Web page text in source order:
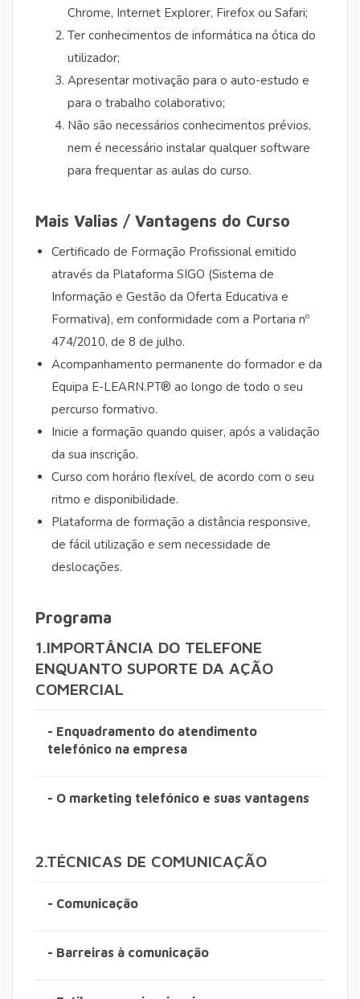
Chrome, Internet Explorer, Firefox ou Safari;
Ter conhecimentos de informática na ótica do
utilizador;
Apresentar motivação para o auto-estudo e
para o trabalho colaborativo;
Não são necessários conhecimentos prévios,
nem é necessário instalar qualquer software
para frequentar as aulas do curso.
Mais Valias / Vantagens do Curso
Certificado de Formação Profissional emitido
através da Plataforma SIGO (Sistema de
Informação e Gestão da Oferta Educativa e
Formativa), em conformidade com a Portaria nº
474/2010, de 8 de julho.
Acompanhamento permanente do formador e da
Equipa E-LEARN.PT® ao longo de todo o seu
percurso formativo.
Inicie a formação quando quiser, após a validação
da sua inscrição.
Curso com horário flexível, de acordo com o seu
ritmo e disponibilidade.
Plataforma de formação a distância responsive,
de fácil utilização e sem necessidade de
deslocações.
Programa
1.IMPORTÂNCIA DO TELEFONE
ENQUANTO SUPORTE DA AÇÃO
COMERCIAL
- Enquadramento do atendimento
telefónico na empresa
- O marketing telefónico e suas vantagens
2.TÉCNICAS DE COMUNICAÇÃO
- Comunicação
- Barreiras à comunicação